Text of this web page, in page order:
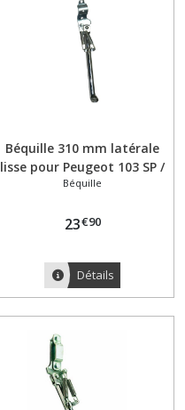
Béquille 310 mm latérale
lisse pour Peugeot 103 SP /
MVL ressort avant
Béquille
23€90
Détails